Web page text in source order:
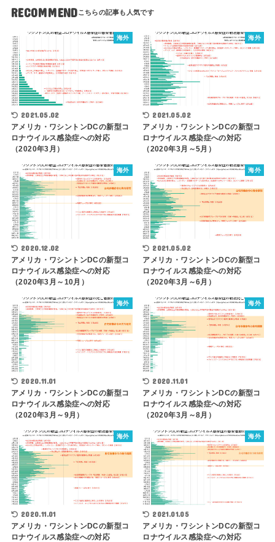
RECOMMEND
海外
2021.05.02
アメリカ・ワシントンDCの新型コ
ロナウイルス感染症への対応
（2020年3月）
海外
2021.05.02
アメリカ・ワシントンDCの新型コ
ロナウイルス感染症への対応
（2020年3月～5月）
海外
2020.12.02
アメリカ・ワシントンDCの新型コ
ロナウイルス感染症への対応
（2020年3月～10月）
海外
2021.05.02
アメリカ・ワシントンDCの新型コ
ロナウイルス感染症への対応
（2020年3月～6月）
海外
2020.11.01
アメリカ・ワシントンDCの新型コ
ロナウイルス感染症への対応
（2020年3月～9月）
海外
2020.11.01
アメリカ・ワシントンDCの新型コ
ロナウイルス感染症への対応
（2020年3月～8月）
海外
2020.11.01
アメリカ・ワシントンDCの新型コ
ロナウイルス感染症への対応
海外
2021.01.05
アメリカ・ワシントンDCの新型コ
ロナウイルス感染症への対応